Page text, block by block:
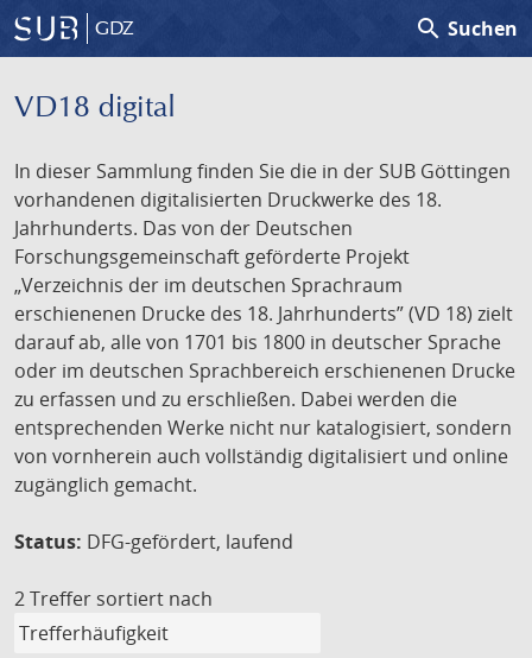
GDZ search Suchen
VD18 digital
In dieser Sammlung finden Sie die in der SUB Göttingen
vorhandenen digitalisierten Druckwerke des 18.
Jahrhunderts. Das von der Deutschen
Forschungsgemeinschaft geförderte Projekt
„Verzeichnis der im deutschen Sprachraum
erschienenen Drucke des 18. Jahrhunderts” (VD 18) zielt
darauf ab, alle von 1701 bis 1800 in deutscher Sprache
oder im deutschen Sprachbereich erschienenen Drucke
zu erfassen und zu erschließen. Dabei werden die
entsprechenden Werke nicht nur katalogisiert, sondern
von vornherein auch vollständig digitalisiert und online
zugänglich gemacht.
Status: DFG-gefördert, laufend
2 Treffer sortiert nach